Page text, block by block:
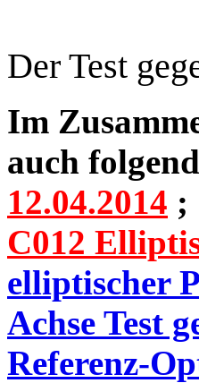
Der Test
Im
auch
12.04.2014 ;
C012
elliptischer
Achse Test
Referenz-